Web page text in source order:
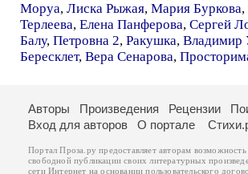
Моруа, Лиска Рыжая, Мария Буркова,
Терлеева, Елена Панферова, Сергей
Балу, Петровна 2, Ракушка, Владимир
Бересклет, Вера Сенарова,
Авторы Произведения Рецензии
Вход для авторов
О портале
Портал Проза.ру предоставляет авторам возможность
свободной публикации своих литературных
сети Интернет на основаниипользовательского